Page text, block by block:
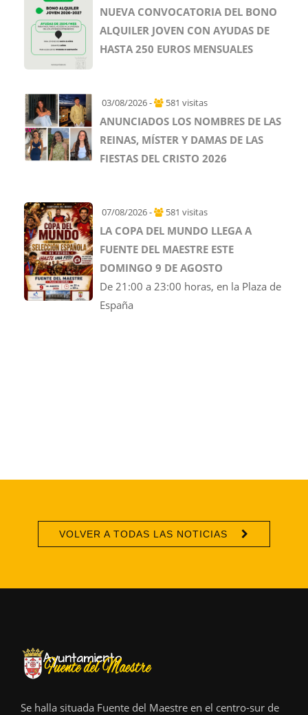
NUEVA CONVOCATORIA DEL BONO
ALQUILER JOVEN CON AYUDAS DE
HASTA 250 EUROS MENSUALES
03/08/2026 - 581 visitas
ANUNCIADOS LOS NOMBRES DE LAS
REINAS, MÍSTER Y DAMAS DE LAS
FIESTAS DEL CRISTO 2026
07/08/2026 - 581 visitas
LA COPA DEL MUNDO LLEGA A
FUENTE DEL MAESTRE ESTE
DOMINGO 9 DE AGOSTO
De 21:00 a 23:00 horas, en la Plaza de
España
VOLVER A TODAS LAS NOTICIAS
Se halla situada Fuente del Maestre en el centro-sur de